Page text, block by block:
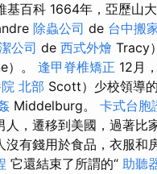
基百科 1664年，亞歷山大
除蟲公司 de 台中搬
公司 de 西式外燴 Tracy
）。 逢甲脊椎矯正 12月
北部 Scott）少校領導
Middelburg。 卡式台胞
人，遷移到美國，過著比
沒有錢用於食品，衣服和
它還結束了所謂的“ 助聽